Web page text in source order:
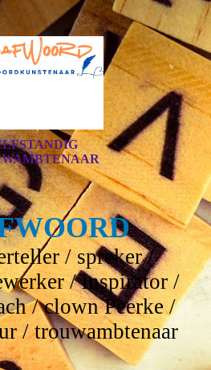
/ spreker /
/ inspirator /
/ clown Peerke /
/ trouwambtenaar